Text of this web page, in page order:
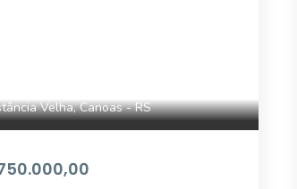
Velha, Canoas - RS